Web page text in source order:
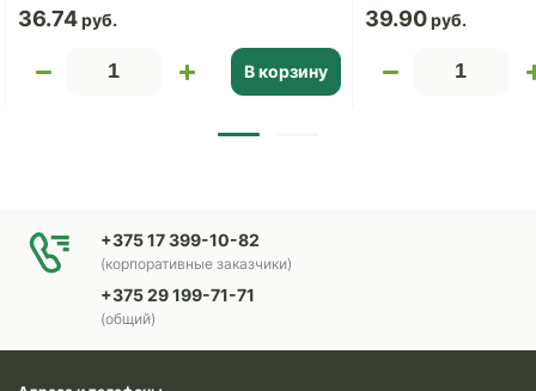
36.74
В корзину
39.90
+375 17 399-10-82
(корпоративные заказчики)
+375 29 199-71-71
(общий)